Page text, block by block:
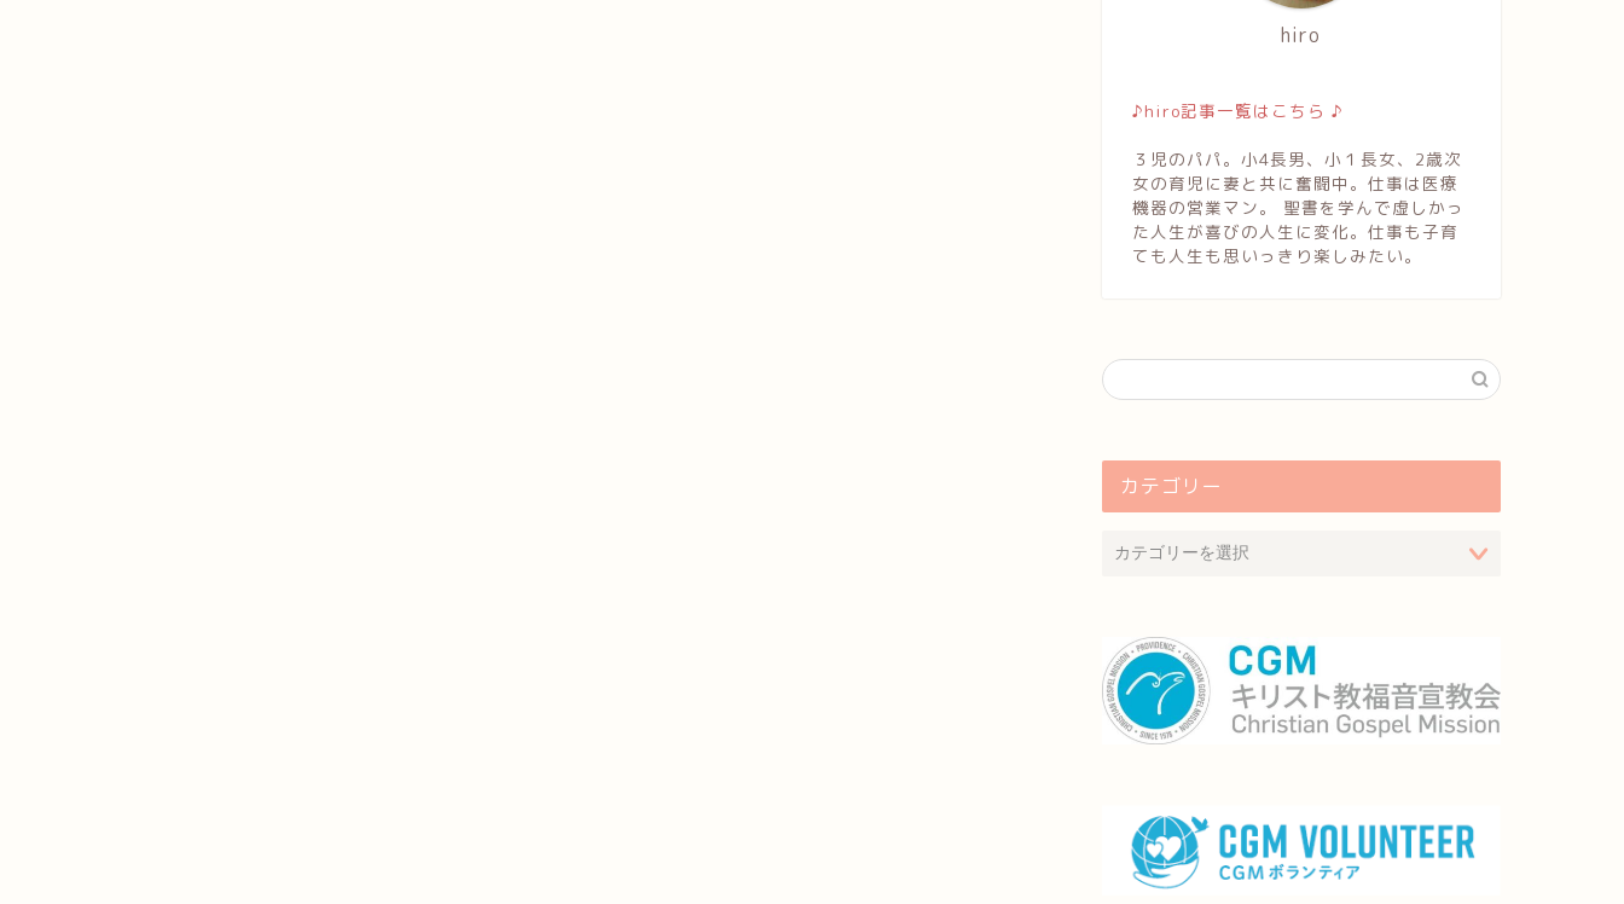
hiro
♪hiro記事一覧はこちら ♪
３児のパパ。小4長男、小１長女、2歳次
女の育児に妻と共に奮闘中。仕事は医療
機器の営業マン。 聖書を学んで虚しかっ
た人生が喜びの人生に変化。仕事も子育
ても人生も思いっきり楽しみたい。
カテゴリー